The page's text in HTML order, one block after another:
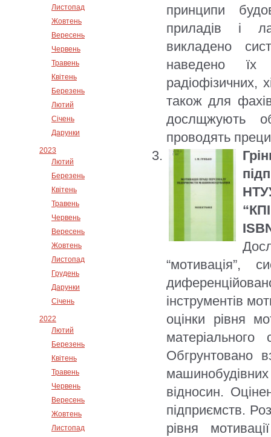
Листопад
Жовтень
Вересень
Червень
Травень
Квітень
Березень
Лютий
Січень
Дарунки
2023
Лютий
Березень
Квітень
Травень
Червень
Вересень
Жовтень
Листопад
Грудень
Дарунки
Січень
2022
Лютий
Березень
Квітень
Травень
Червень
Вересень
Жовтень
Листопад
принципи
приладів і
викладено
наведено їх
радіофізичних,
також для
дослщжують
проводять
“мотивація”,
інструментів
оцінки рівня
матеріального
Обгрунтовано
відносин.
підприємств.
рівня